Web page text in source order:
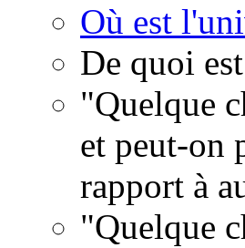
Où est
De quoi
"Quelque
et peut-on
rapport à
"Quelque